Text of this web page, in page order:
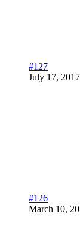
#127
July 17, 2017
#126
March 10,